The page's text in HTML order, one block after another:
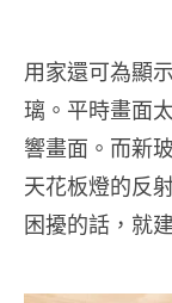
用家還可為顯
璃。平時畫面
響畫面。而新
天花板燈的反
困擾的話，就